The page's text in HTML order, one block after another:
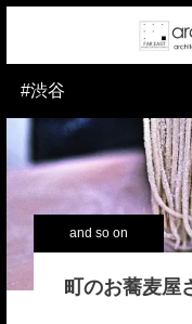
#渋谷
and so on
町のお蕎麦屋
photo gallery
categories
writers